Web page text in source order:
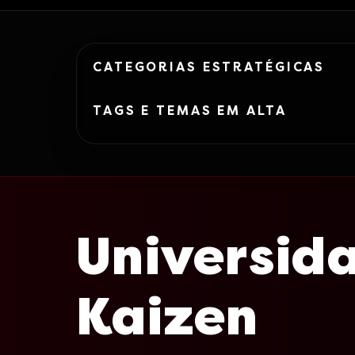
CATEGORIAS ESTRATÉGICAS
TAGS E TEMAS EM ALTA
Kaizen